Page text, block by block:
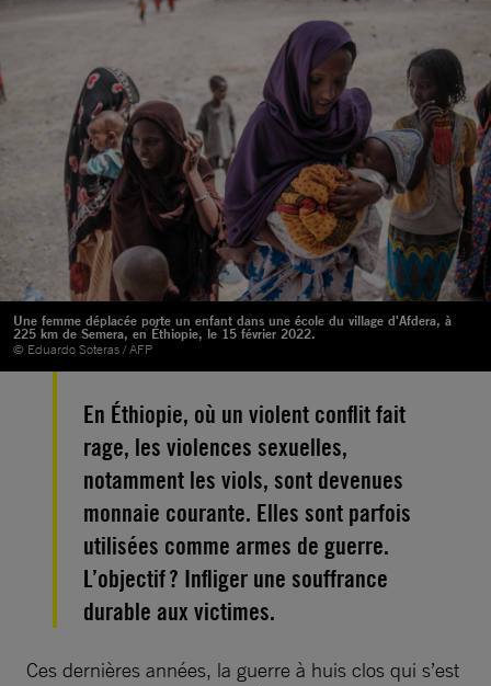
Une femme déplacée porte un enfant dans une école du village d'Afdera, à
225 km de Semera, en Éthiopie, le 15 février 2022.
© Eduardo Soteras / AFP
En Éthiopie, où un violent conflit fait
rage, les violences sexuelles,
notamment les viols, sont devenues
monnaie courante. Elles sont parfois
utilisées comme armes de guerre.
L’objectif ? Infliger une souffrance
durable aux victimes.
Ces dernières années, la guerre à huis clos qui s’est